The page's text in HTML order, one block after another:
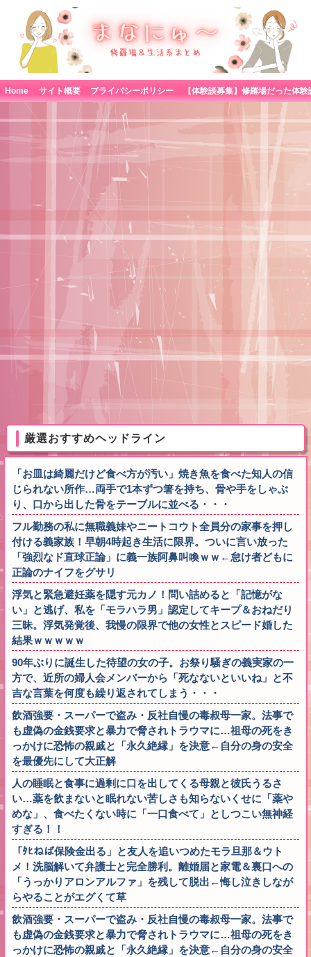
Home サイト概要 プライバシーポリシー
厳選おすすめヘッドライン
「お皿は綺麗だけど食べ方が汚い」焼き魚を食べた知人の信
じられない所作…両手で1本ずつ箸を持ち、骨や手をしゃぶ
り、口から出した骨をテーブルに並べる・・・
フル勤務の私に無職義妹やニートコウト全員分の家事を押し
付ける義家族！早朝4時起き生活に限界。ついに言い放った
「強烈なド直球正論」に義一族阿鼻叫喚ｗｗ←怠け者どもに
正論のナイフをグサリ
浮気と緊急避妊薬を隠す元カノ！問い詰めると「記憶がな
い」と逃げ、私を「モラハラ男」認定してキープ＆おねだり
三昧。浮気発覚後、我慢の限界で他の女性とスピード婚した
結果ｗｗｗｗｗ
90年ぶりに誕生した待望の女の子。お祭り騒ぎの義実家の一
方で、近所の婦人会メンバーから「死なないといいね」と不
吉な言葉を何度も繰り返されてしまう・・・
飲酒強要・スーパーで盗み・反社自慢の毒叔母一家。法事で
も虚偽の金銭要求と暴力で脅されトラウマに…祖母の死をき
っかけに恐怖の親戚と「永久絶縁」を決意←自分の身の安全
を最優先にして大正解
人の睡眠と食事に過剰に口を出してくる母親と彼氏うるさ
い…薬を飲まないと眠れない苦しさも知らないくせに「薬や
めな」、食べたくない時に「一口食べて」としつこい無神経
すぎる！！
「ﾀﾋねば保険金出る」と友人を追いつめたモラ旦那＆ウト
メ！洗脳解いて弁護士と完全勝利。離婚届と家電＆裏口への
「うっかりアロンアルファ」を残して脱出←悔し泣きしなが
らやることがエグくて草
飲酒強要・スーパーで盗み・反社自慢の毒叔母一家。法事で
も虚偽の金銭要求と暴力で脅されトラウマに…祖母の死をき
っかけに恐怖の親戚と「永久絶縁」を決意←自分の身の安全